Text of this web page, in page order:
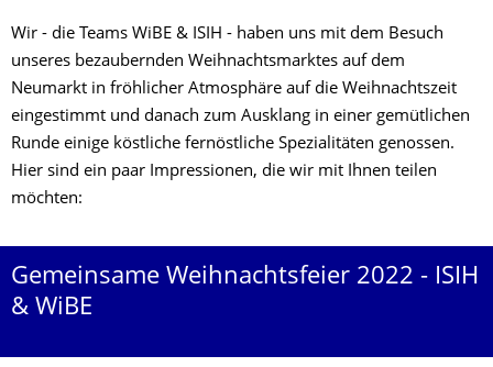
Wir - die Teams WiBE & ISIH - haben uns mit dem Besuch
unseres bezaubernden Weihnachtsmarktes auf dem
Neumarkt in fröhlicher Atmosphäre auf die Weihnachtszeit
eingestimmt und danach zum Ausklang in einer gemütlichen
Runde einige köstliche fernöstliche Spezialitäten genossen.
Hier sind ein paar Impressionen, die wir mit Ihnen teilen
möchten:
Gemeinsame Weihnachtsfeier 2022 - ISIH
& WiBE